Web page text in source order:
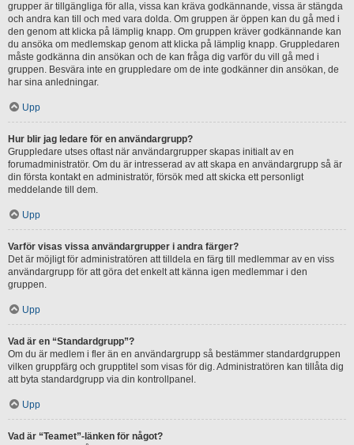
grupper är tillgängliga för alla, vissa kan kräva godkännande, vissa är stängda
och andra kan till och med vara dolda. Om gruppen är öppen kan du gå med i
den genom att klicka på lämplig knapp. Om gruppen kräver godkännande kan
du ansöka om medlemskap genom att klicka på lämplig knapp. Gruppledaren
måste godkänna din ansökan och de kan fråga dig varför du vill gå med i
gruppen. Besvära inte en gruppledare om de inte godkänner din ansökan, de
har sina anledningar.
Upp
Hur blir jag ledare för en användargrupp?
Gruppledare utses oftast när användargrupper skapas initialt av en
forumadministratör. Om du är intresserad av att skapa en användargrupp så är
din första kontakt en administratör, försök med att skicka ett personligt
meddelande till dem.
Upp
Varför visas vissa användargrupper i andra färger?
Det är möjligt för administratören att tilldela en färg till medlemmar av en viss
användargrupp för att göra det enkelt att känna igen medlemmar i den
gruppen.
Upp
Vad är en “Standardgrupp”?
Om du är medlem i fler än en användargrupp så bestämmer standardgruppen
vilken gruppfärg och grupptitel som visas för dig. Administratören kan tillåta dig
att byta standardgrupp via din kontrollpanel.
Upp
Vad är “Teamet”-länken för något?